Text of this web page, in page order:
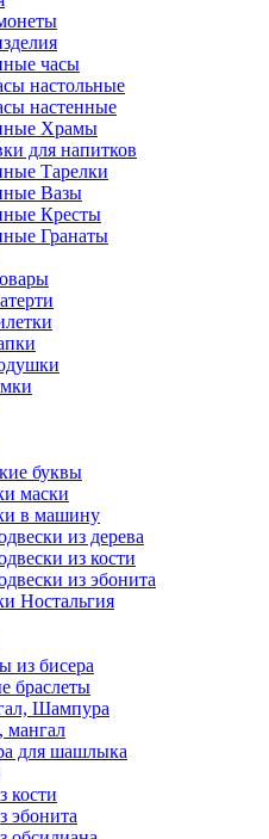
часы
настольные
настенные
Храмы
для напитков
Тарелки
Вазы
Кресты
Гранаты
буквы
маски
в машину
из дерева
из кости
из эбонита
Ностальгия
из бисера
браслеты
Шампура
мангал
для шашлыка
кости
эбонита